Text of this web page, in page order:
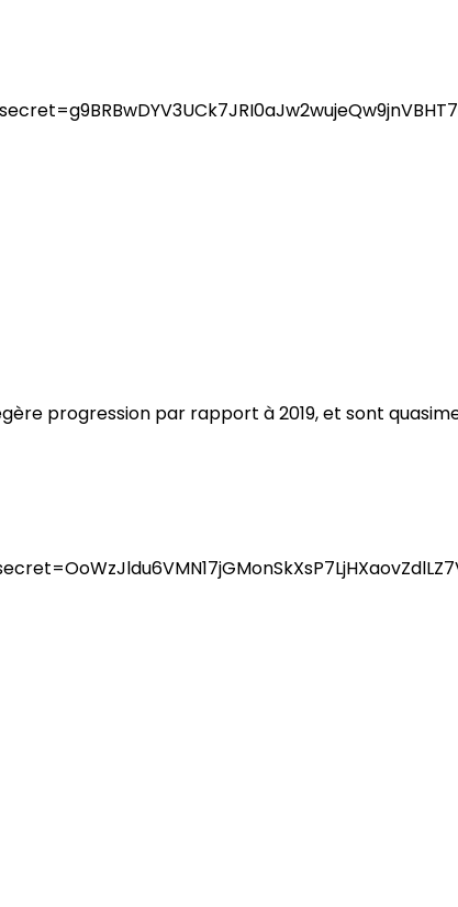
progression par rapport à 2019, et sont